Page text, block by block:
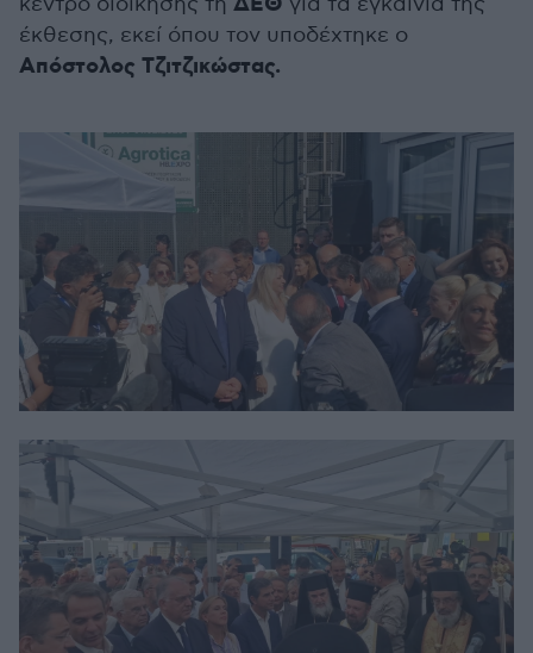
έκθεσης, εκεί όπου τον υποδέχτηκε ο
Απόστολος Τζιτζικώστας.